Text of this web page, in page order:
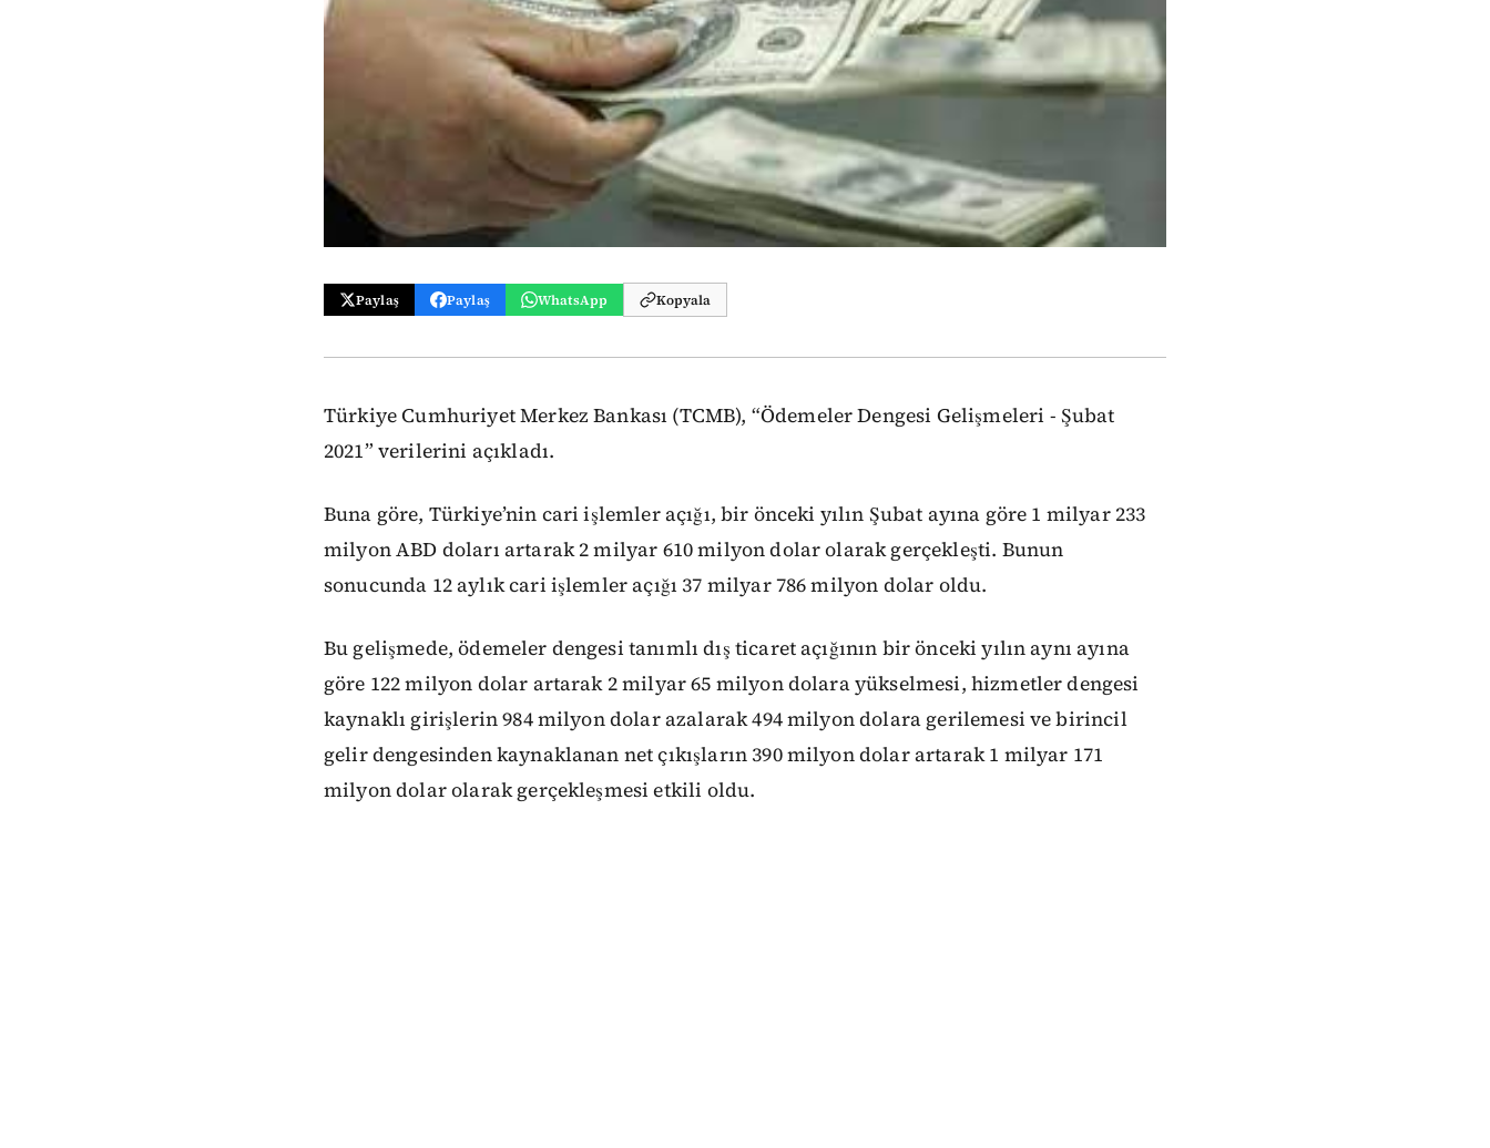
Paylaş Paylaş WhatsApp Kopyala
Türkiye Cumhuriyet Merkez Bankası (TCMB), “Ödemeler Dengesi Gelişmeleri - Şubat
2021” verilerini açıkladı.
Buna göre, Türkiye’nin cari işlemler açığı, bir önceki yılın Şubat ayına göre 1 milyar 233
milyon ABD doları artarak 2 milyar 610 milyon dolar olarak gerçekleşti. Bunun
sonucunda 12 aylık cari işlemler açığı 37 milyar 786 milyon dolar oldu.
Bu gelişmede, ödemeler dengesi tanımlı dış ticaret açığının bir önceki yılın aynı ayına
göre 122 milyon dolar artarak 2 milyar 65 milyon dolara yükselmesi, hizmetler dengesi
kaynaklı girişlerin 984 milyon dolar azalarak 494 milyon dolara gerilemesi ve birincil
gelir dengesinden kaynaklanan net çıkışların 390 milyon dolar artarak 1 milyar 171
milyon dolar olarak gerçekleşmesi etkili oldu.